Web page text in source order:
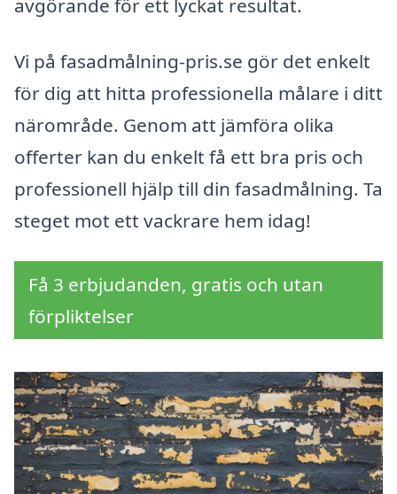
avgörande för ett lyckat resultat.
Vi på fasadmålning-pris.se gör det enkelt
för dig att hitta professionella målare i ditt
närområde. Genom att jämföra olika
offerter kan du enkelt få ett bra pris och
professionell hjälp till din fasadmålning. Ta
steget mot ett vackrare hem idag!
Få 3 erbjudanden, gratis och utan
förpliktelser